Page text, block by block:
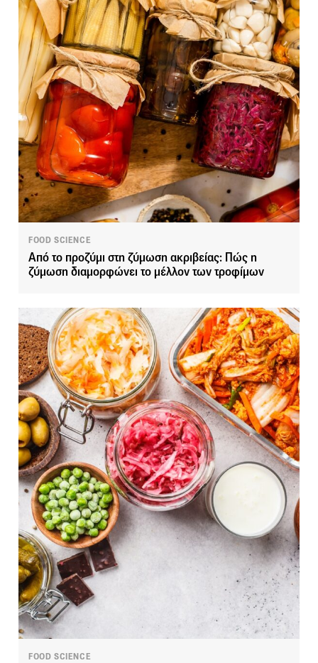
FOOD SCIENCE
Από το προζύμι στη ζύμωση ακριβείας: Πώς η
ζύμωση διαμορφώνει το μέλλον των τροφίμων
FOOD SCIENCE